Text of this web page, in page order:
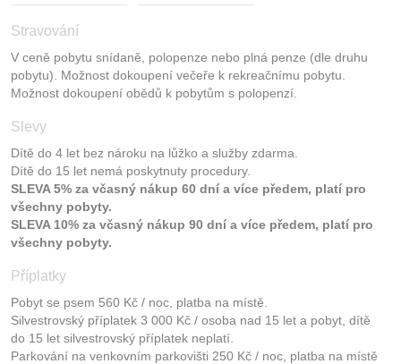
Stravování
V ceně pobytu snídaně, polopenze nebo plná penze (dle druhu
pobytu). Možnost dokoupení večeře k rekreačnímu pobytu.
Možnost dokoupení obědů k pobytům s polopenzí.
Slevy
Dítě do 4 let bez nároku na lůžko a služby zdarma.
Dítě do 15 let nemá poskytnuty procedury.
SLEVA 5% za včasný nákup 60 dní a více předem, platí pro
všechny pobyty.
SLEVA 10% za včasný nákup 90 dní a více předem, platí pro
všechny pobyty.
Příplatky
Pobyt se psem 560 Kč / noc, platba na místě.
Silvestrovský příplatek 3 000 Kč / osoba nad 15 let a pobyt, dítě
do 15 let silvestrovský příplatek neplatí.
Parkování na venkovním parkovišti 250 Kč / noc, platba na místě